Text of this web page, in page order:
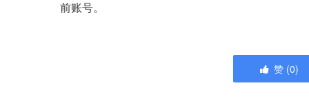
前账号。
赞 (0)